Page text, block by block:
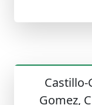
Castillo-
Gomez,